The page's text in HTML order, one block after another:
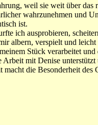
weil sie weit über das
wahrzunehmen und
ist.
ich ausprobieren,
albern, verspielt und leicht
Stück verarbeitet
mit Denise unterstützt
die Besonderheit des